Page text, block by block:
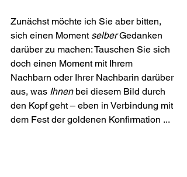
Zunächst möchte ich Sie aber bitten,
sich einen Moment selber Gedanken
darüber zu machen: Tauschen Sie sich
doch einen Moment mit Ihrem
Nachbarn oder Ihrer Nachbarin darüber
aus, was Ihnen bei diesem Bild durch
den Kopf geht – eben in Verbindung mit
dem Fest der goldenen Konfirmation ...